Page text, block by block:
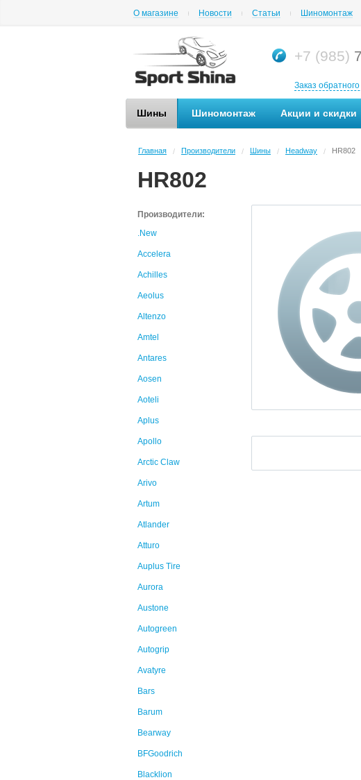
О магазине Новости Статьи Шиномонтаж
+7 (985)
Заказ
Шины Шиномонтаж Акции и скидки
Главная / Производители / Шины / Headway / HR802
HR802
Производители:
.New
Accelera
Achilles
Aeolus
Altenzo
Amtel
Antares
Aosen
Aoteli
Aplus
Apollo
Arctic Claw
Arivo
Artum
Atlander
Atturo
Auplus Tire
Aurora
Austone
Autogreen
Autogrip
Avatyre
Bars
Barum
Bearway
BFGoodrich
Blacklion